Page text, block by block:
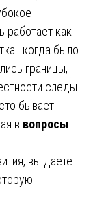
работает как
когда было
границы,
следы
бывает
в вопросы
вы даете